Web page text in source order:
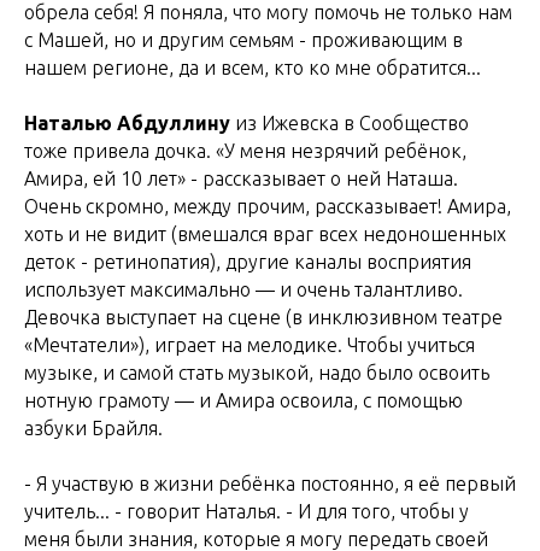
обрела себя! Я поняла, что могу помочь не только нам
с Машей, но и другим семьям - проживающим в
нашем регионе, да и всем, кто ко мне обратится...
Наталью Абдуллину из Ижевска в Сообщество
тоже привела дочка. «У меня незрячий ребёнок,
Амира, ей 10 лет» - рассказывает о ней Наташа.
Очень скромно, между прочим, рассказывает! Амира,
хоть и не видит (вмешался враг всех недоношенных
деток - ретинопатия), другие каналы восприятия
использует максимально — и очень талантливо.
Девочка выступает на сцене (в инклюзивном театре
«Мечтатели»), играет на мелодике. Чтобы учиться
музыке, и самой стать музыкой, надо было освоить
нотную грамоту — и Амира освоила, с помощью
азбуки Брайля.
- Я участвую в жизни ребёнка постоянно, я её первый
учитель... - говорит Наталья. - И для того, чтобы у
меня были знания, которые я могу передать своей